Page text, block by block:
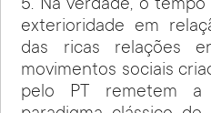
5. Na verdade, o
exterioridade em
das ricas relações
movimentos sociais
pelo PT remetem